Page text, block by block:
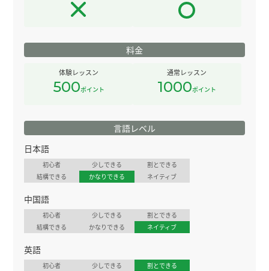
料金
体験レッスン
500ポイント
通常レッスン
1000ポイント
言語レベル
日本語
初心者 少しできる
割とできる
結構できる
かなりできる ネイティブ
中国語
初心者 少しできる
割とできる
結構できる
かなりできる ネイティブ
英語
初心者 少しできる
割とできる